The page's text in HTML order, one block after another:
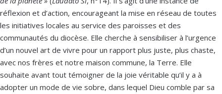
réflexion et d’action, encourageant la mise en réseau de toutes
les initiatives locales au service des paroisses et des
communautés du diocèse. Elle cherche à sensibiliser à l’urgence
d’un nouvel art de vivre pour un rapport plus juste, plus chaste,
avec nos frères et notre maison commune, la Terre. Elle
souhaite avant tout témoigner de la joie véritable qu’il y a à
adopter un mode de vie sobre, dans lequel Dieu comble par sa